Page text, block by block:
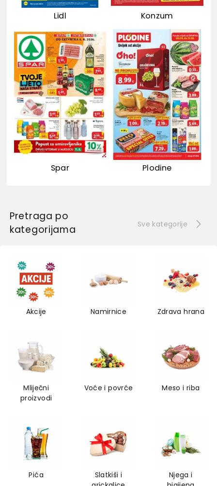
Lidl Konzum
Spar Plodine
Pretraga po
kategorijama
Sve kategorije
Akcije Namirnice Zdrava hrana
Mliječni
proizvodi
Voće i povrće Meso i riba
Pića
Slatkiši i
Njega i